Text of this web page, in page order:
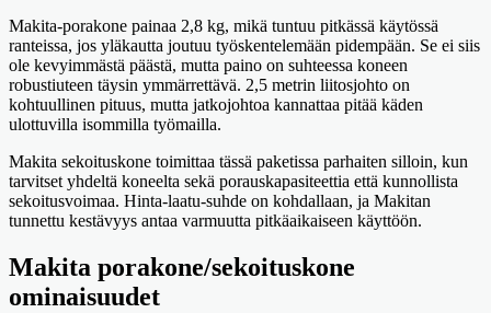
Makita-porakone painaa 2,8 kg, mikä tuntuu pitkässä käytössä
ranteissa, jos yläkautta joutuu työskentelemään pidempään. Se ei siis
ole kevyimmästä päästä, mutta paino on suhteessa koneen
robustiuteen täysin ymmärrettävä. 2,5 metrin liitosjohto on
kohtuullinen pituus, mutta jatkojohtoa kannattaa pitää käden
ulottuvilla isommilla työmailla.
Makita sekoituskone toimittaa tässä paketissa parhaiten silloin, kun
tarvitset yhdeltä koneelta sekä porauskapasiteettia että kunnollista
sekoitusvoimaa. Hinta-laatu-suhde on kohdallaan, ja Makitan
tunnettu kestävyys antaa varmuutta pitkäaikaiseen käyttöön.
Makita porakone/sekoituskone
ominaisuudet